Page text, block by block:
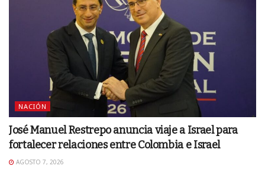
NACIÓN
José Manuel Restrepo anuncia viaje a Israel para
fortalecer relaciones entre Colombia e Israel
AGOSTO 7, 2026